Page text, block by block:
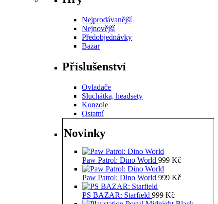
Nejprodávanější
Nejnovější
Předobjednávky
Bazar
Příslušenství
Ovladače
Sluchátka, headsety
Konzole
Ostatní
Novinky
Paw Patrol: Dino World 999 Kč
Paw Patrol: Dino World 999 Kč
PS BAZAR: Starfield 999 Kč